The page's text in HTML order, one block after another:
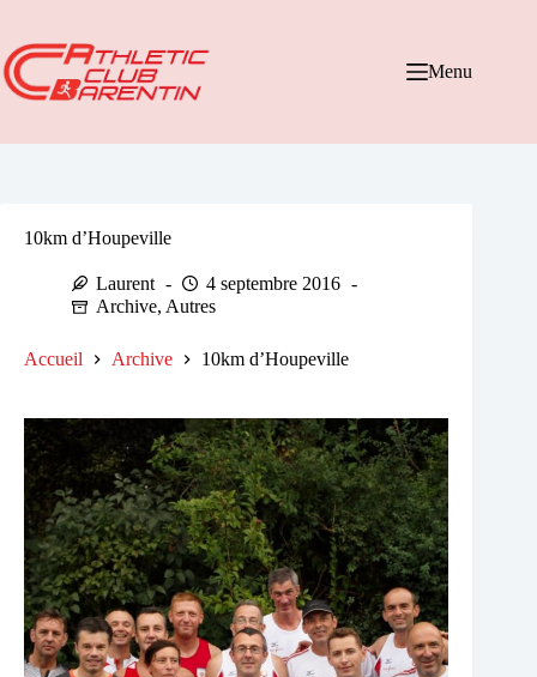
contenu
Menu
10km d’Houpeville
Laurent
4 septembre 2016
Archive, Autres
Accueil Archive 10km d’Houpeville